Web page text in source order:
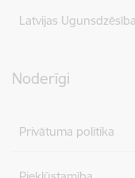
Latvijas
Noderīgi
Privātuma politika